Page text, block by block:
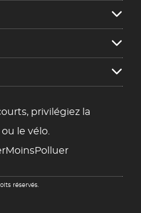
privilégiez la
le vélo.
réservés.